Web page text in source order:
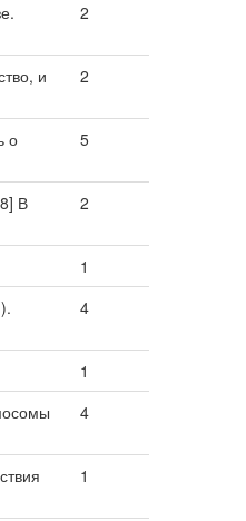
2
и
2
о
5
В
2
1
4
1
4
1